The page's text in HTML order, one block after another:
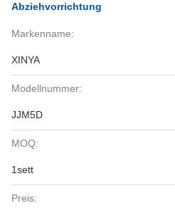
Abziehvorrichtung
Markenname:
XINYA
Modellnummer:
JJM5D
MOQ:
1sett
Preis: